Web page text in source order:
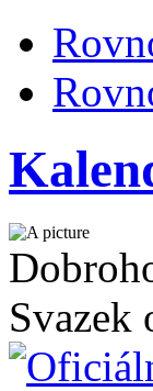
Svazek